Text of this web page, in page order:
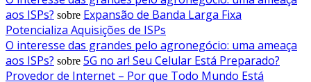
aos ISPs? sobre Expansão de Banda Larga Fixa
Potencializa Aquisições de ISPs
O interesse das grandes pelo agronegócio: uma ameaça
aos ISPs? sobre 5G no ar! Seu Celular Está Preparado?
Provedor de Internet – Por que Todo Mundo Está